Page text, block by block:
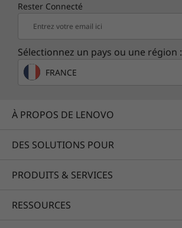
Rester Connecté
Entrez votre email ici
Sélectionnez un pays ou une région :
FRANCE
À PROPOS DE LENOVO
DES SOLUTIONS POUR
PRODUITS & SERVICES
RESSOURCES